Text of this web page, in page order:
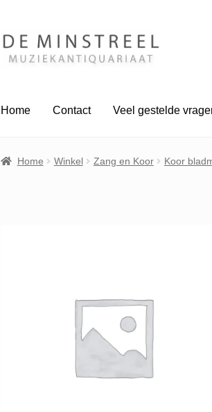
Ga
door
Ga
naar
Home
Contact Veel gestelde
Home Winkel Zang en Koor Koor